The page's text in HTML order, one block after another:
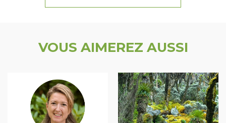
VOUS AIMEREZ AUSSI